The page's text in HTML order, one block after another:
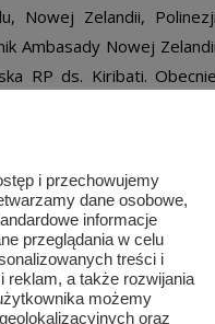
Nowej Zelandii, Polinezji
Ambasady Nowej Zelandii
RP ds. Kiribati. Obecnie
Australii i Oceanii,
książki kucharskiej
i przechowujemy
dane osobowe,
informacje
przeglądania w celu
treści i
reklam, a także rozwijania
możemy
oraz